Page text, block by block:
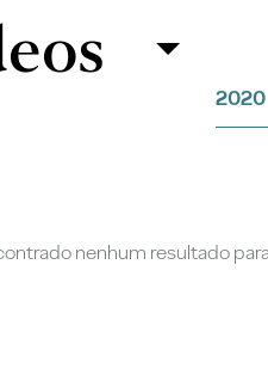
2020
nenhum resultado